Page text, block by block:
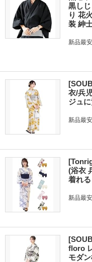
黒し
り 花
装 紳
新品最
衣/兵
ジュ
新品最
(浴衣
着れ
新品最
floro
モダ